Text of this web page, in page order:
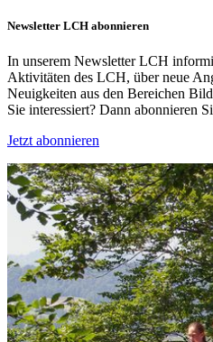
Newsletter LCH abonnieren
In unserem Newsletter LCH
Aktivitäten des LCH, über neue
Neuigkeiten aus den Bereichen
Sie interessiert? Dann abonnieren
Jetzt abonnieren